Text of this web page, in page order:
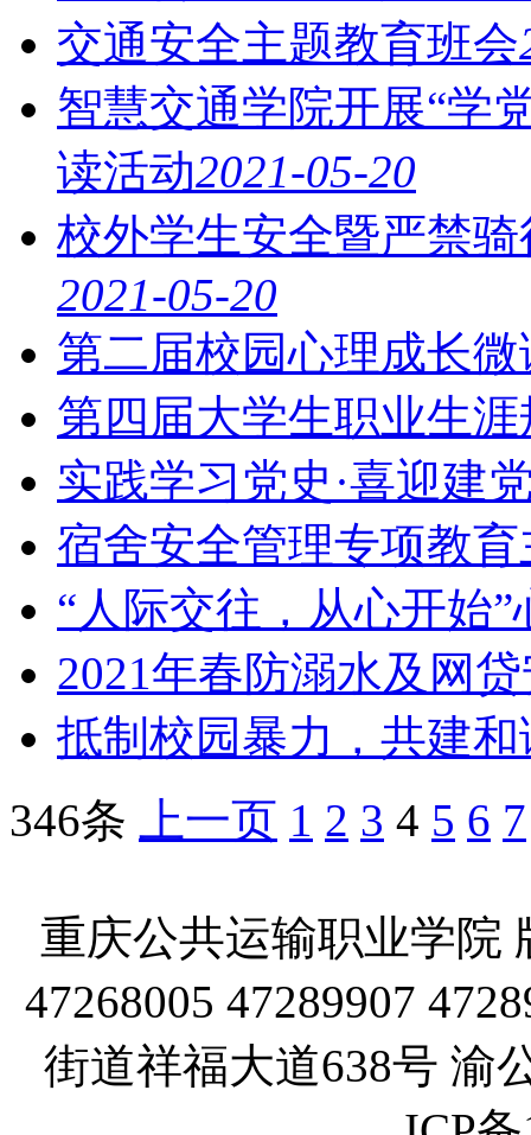
交通安全主题教育班会
智慧交通学院开展“学
读活动2021-05-20
校外学生安全暨严禁
2021-05-20
第二届校园心理成长
第四届大学生职业生
实践学习党史·喜迎建
宿舍安全管理专项教
“人际交往，从心开始
2021年春防溺水及网
抵制校园暴力，共建
346条
上一页 1 2 3 4 5 6 7
重庆公共运输职业学院
47268005 47289907
街道祥福大道638号 渝